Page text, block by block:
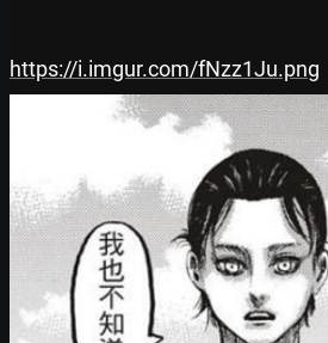
https://i.imgur.com/fNzz1Ju.png